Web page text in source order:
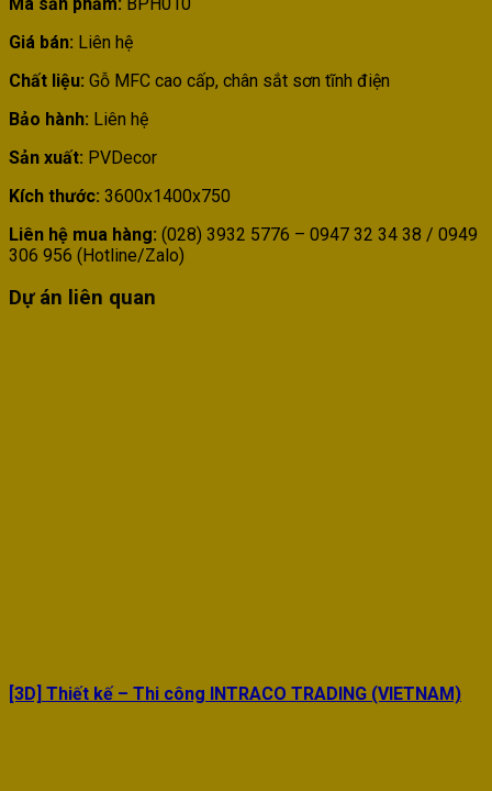
Giá bán: Liên hệ
Chất liệu: Gỗ MFC cao cấp, chân sắt sơn tĩnh điện
Bảo hành: Liên hệ
Sản xuất: PVDecor
Kích thước: 3600x1400x750
Liên hệ mua hàng: (028) 3932 5776 – 0947 32 34 38 / 0949
306 956 (Hotline/Zalo)
Dự án liên quan
[3D] Thiết kế – Thi công INTRACO TRADING (VIETNAM)